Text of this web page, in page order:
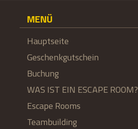
MENÜ
Hauptseite
Geschenkgutschein
Buchung
WAS IST EIN ESCAPE ROOM?
Escape Rooms
Teambuilding